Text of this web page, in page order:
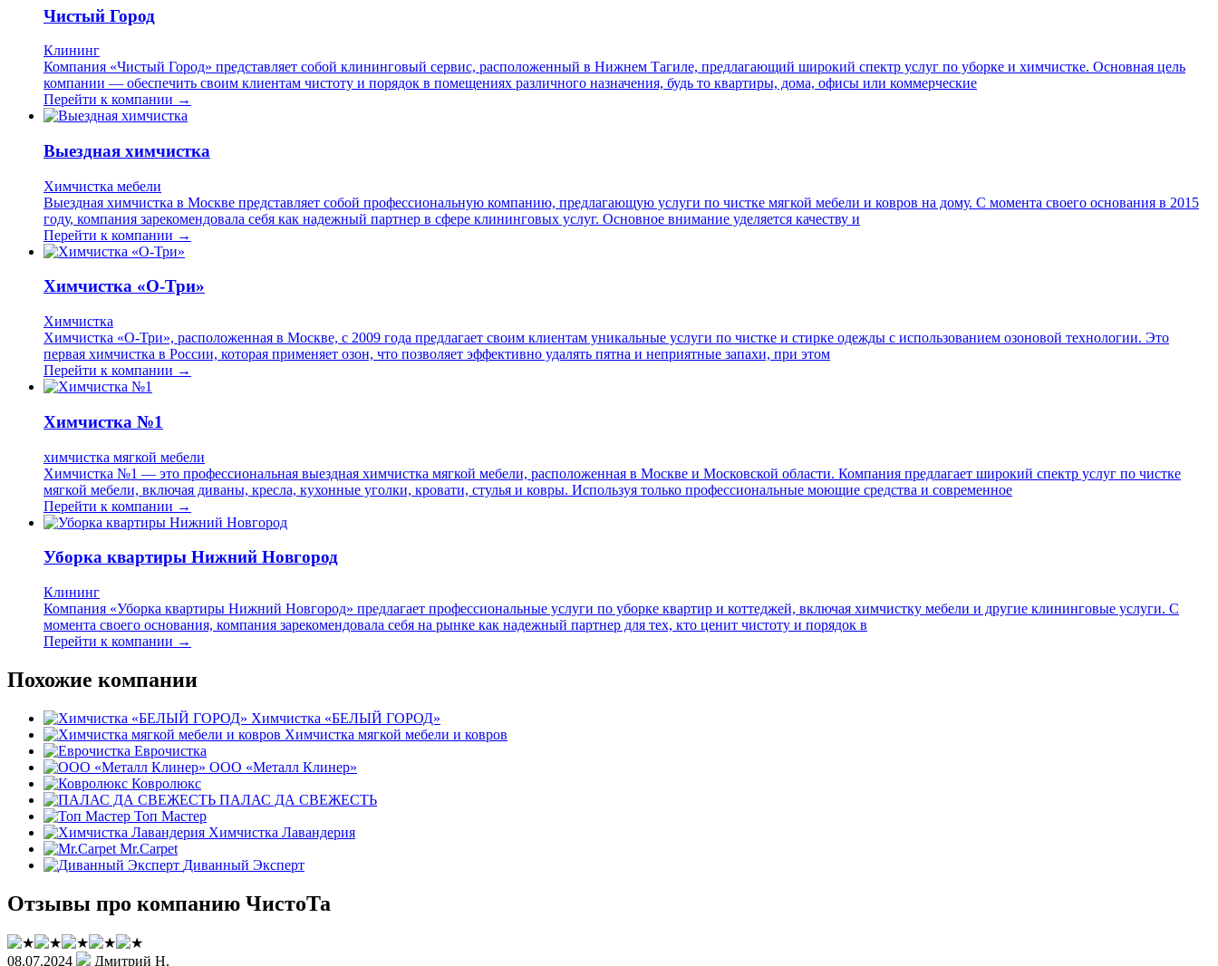
Чистый Город
Клининг
Компания «Чистый Город» представляет собой клининговый сервис, расположенный в Нижнем Тагиле, предлагающий широкий спектр услуг по уборке и химчистке. Основная цель
компании — обеспечить своим клиентам чистоту и порядок в помещениях различного назначения, будь то квартиры, дома, офисы или коммерческие
Перейти к компании →
Выездная химчистка
Химчистка мебели
Выездная химчистка в Москве представляет собой профессиональную компанию, предлагающую услуги по чистке мягкой мебели и ковров на дому. С момента своего основания в 2015
году, компания зарекомендовала себя как надежный партнер в сфере клининговых услуг. Основное внимание уделяется качеству и
Перейти к компании →
Химчистка «О-Три»
Химчистка
Химчистка «О-Три», расположенная в Москве, с 2009 года предлагает своим клиентам уникальные услуги по чистке и стирке одежды с использованием озоновой технологии. Это
первая химчистка в России, которая применяет озон, что позволяет эффективно удалять пятна и неприятные запахи, при этом
Перейти к компании →
Химчистка №1
химчистка мягкой мебели
Химчистка №1 — это профессиональная выездная химчистка мягкой мебели, расположенная в Москве и Московской области. Компания предлагает широкий спектр услуг по чистке
мягкой мебели, включая диваны, кресла, кухонные уголки, кровати, стулья и ковры. Используя только профессиональные моющие средства и современное
Перейти к компании →
Уборка квартиры Нижний Новгород
Клининг
Компания «Уборка квартиры Нижний Новгород» предлагает профессиональные услуги по уборке квартир и коттеджей, включая химчистку мебели и другие клининговые услуги. С
момента своего основания, компания зарекомендовала себя на рынке как надежный партнер для тех, кто ценит чистоту и порядок в
Перейти к компании →
Похожие компании
Химчистка «БЕЛЫЙ ГОРОД»
Химчистка мягкой мебели и ковров
Еврочистка
ООО «Металл Клинер»
Ковролюкс
ПАЛАС ДА СВЕЖЕСТЬ
Топ Мастер
Химчистка Лавандерия
Mr.Carpet
Диванный Эксперт
Отзывы про компанию ЧистоТа
08.07.2024 Дмитрий Н.